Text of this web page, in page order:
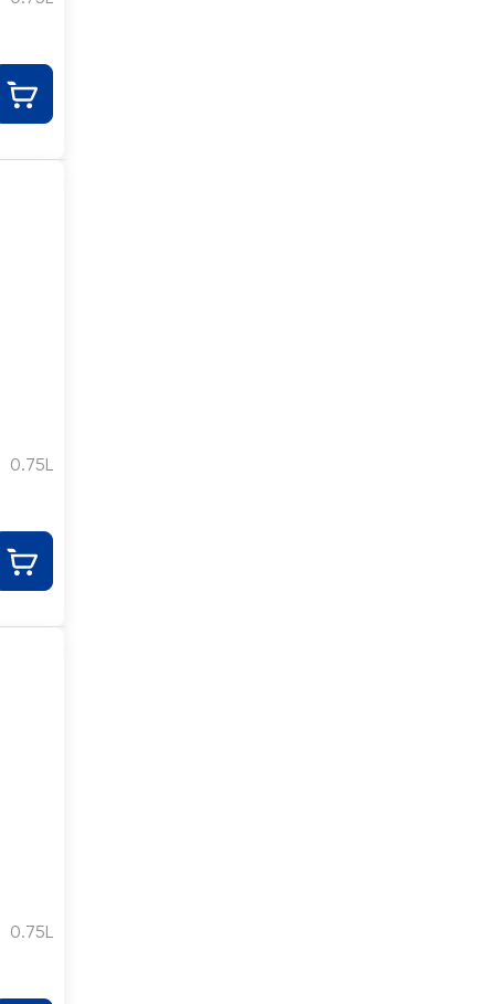
0.75L
0.75L